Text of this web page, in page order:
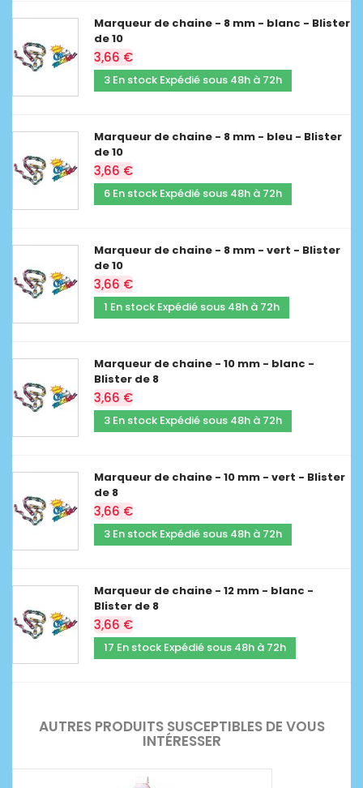
Marqueur de chaine - 8 mm - blanc - Blister
de 10
3,66 €
3 En stock Expédié sous 48h à 72h
Marqueur de chaine - 8 mm - bleu - Blister
de 10
3,66 €
6 En stock Expédié sous 48h à 72h
Marqueur de chaine - 8 mm - vert - Blister
de 10
3,66 €
1 En stock Expédié sous 48h à 72h
Marqueur de chaine - 10 mm - blanc -
Blister de 8
3,66 €
3 En stock Expédié sous 48h à 72h
Marqueur de chaine - 10 mm - vert - Blister
de 8
3,66 €
3 En stock Expédié sous 48h à 72h
Marqueur de chaine - 12 mm - blanc -
Blister de 8
3,66 €
17 En stock Expédié sous 48h à 72h
AUTRES PRODUITS SUSCEPTIBLES DE VOUS
INTÉRESSER